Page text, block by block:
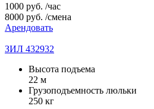
1000 руб. /час
8000 руб. /смена
Арендовать
ЗИЛ 432932
Высота подъема
22 м
Грузоподъемность люльки
250 кг